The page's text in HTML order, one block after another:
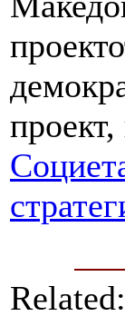
Related: